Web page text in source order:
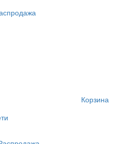
Корзина